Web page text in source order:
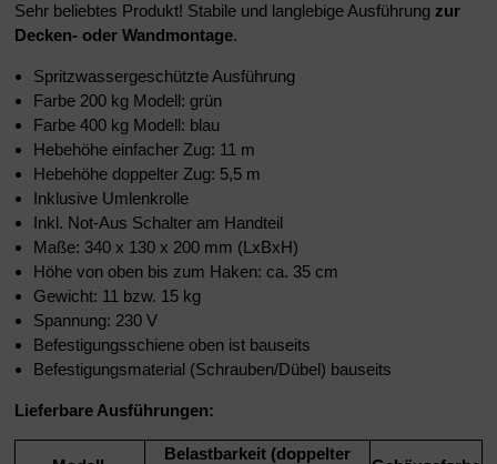
Sehr beliebtes Produkt! Stabile und langlebige Ausführung zur
Decken- oder Wandmontage.
Spritzwassergeschützte Ausführung
Farbe 200 kg Modell: grün
Farbe 400 kg Modell: blau
Hebehöhe einfacher Zug: 11 m
Hebehöhe doppelter Zug: 5,5 m
Inklusive Umlenkrolle
Inkl. Not-Aus Schalter am Handteil
Maße: 340 x 130 x 200 mm (LxBxH)
Höhe von oben bis zum Haken: ca. 35 cm
Gewicht: 11 bzw. 15 kg
Spannung: 230 V
Befestigungsschiene oben ist bauseits
Befestigungsmaterial (Schrauben/Dübel) bauseits
Lieferbare Ausführungen:
Belastbarkeit (doppelter